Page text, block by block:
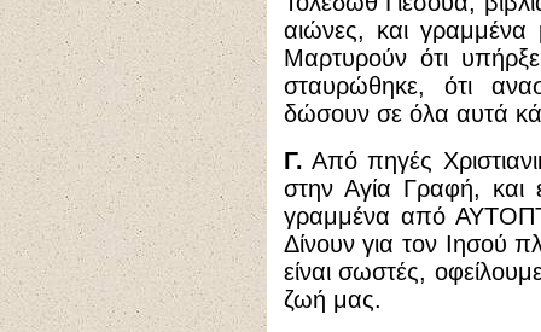
αιώνες, και γραμμένα
Μαρτυρούν ότι
σταυρώθηκε, ότι
δώσουν σε όλα αυτά
Γ. Από πηγές
στην Αγία Γραφή, και
γραμμένα από
Δίνουν για τον Ιησού
είναι σωστές,
ζωή μας.